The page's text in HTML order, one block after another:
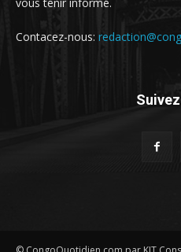
Contacez-nous: